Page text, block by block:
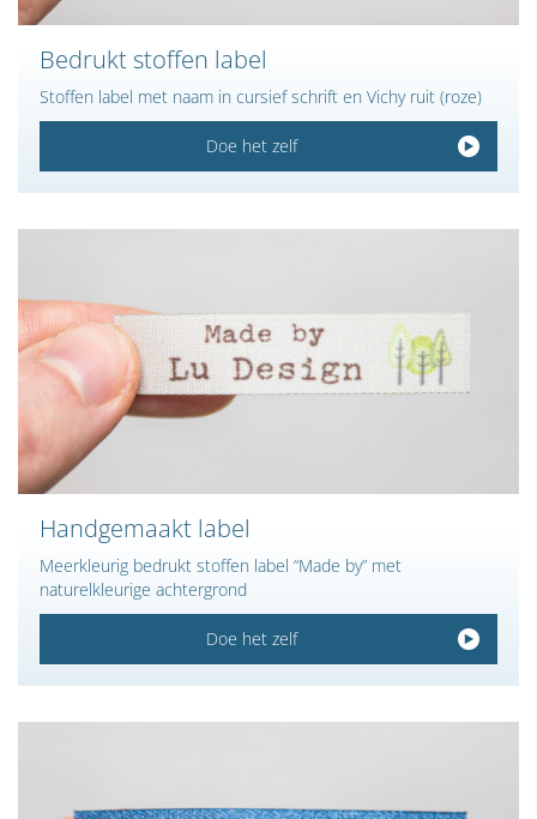
Bedrukt stoffen label
Stoffen label met naam in cursief schrift en Vichy ruit (roze)
Doe het zelf
Handgemaakt label
Meerkleurig bedrukt stoffen label “Made by” met
naturelkleurige achtergrond
Doe het zelf